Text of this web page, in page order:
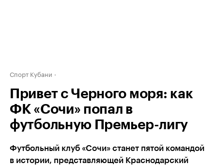
Спорт Кубани
Привет с Черного моря: как
ФК «Сочи» попал в
футбольную Премьер-лигу
Футбольный клуб «Сочи» станет пятой командой
в истории, представляющей Краснодарский